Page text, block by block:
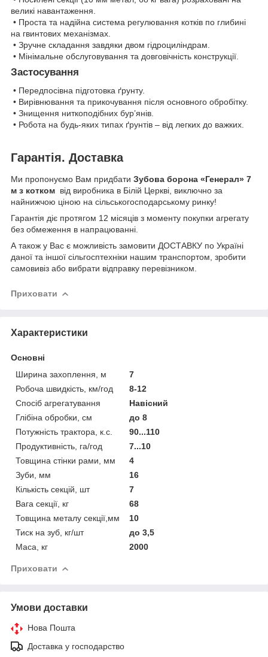
великі навантаження.
• Проста та надійна система регулювання котків по глибині
на гвинтових механізмах.
• Зручне складання завдяки двом гідроциліндрам.
• Мінімальне обслуговування та довговічність конструкції.
Застосування
• Передпосівна підготовка ґрунту.
• Вирівнювання та прикочування після основного обробітку.
• Знищення ниткоподібних бур’янів.
• Робота на будь-яких типах ґрунтів – від легких до важких.
Гарантія. Доставка
Ми пропонуємо Вам придбати Зубова борона «Генерал» 7
м з котком від виробника в Білій Церкві, виключно за
найнижчою ціною на сільськогосподарському ринку!
Гарантія діє протягом 12 місяців з моменту покупки агрегату
без обмеження в напрацюванні.
А також у Вас є можливість замовити ДОСТАВКУ по Україні
даної та іншої сільгосптехніки нашим транспортом, зробити
самовивіз або вибрати відправку перевізником.
Приховати
Характеристики
Основні
Ширина захоплення, м
7
Робоча швидкість, км/год
8-12
Спосіб агрегатування
Навісний
Глібіна обробки, см
до 8
Потужність трактора, к.с.
90...110
Продуктивність, га/год
7...10
Товщина стінки рами, мм
4
Зуби, мм
16
Кількість секцій, шт
7
Вага секції, кг
68
Товщина металу секції,мм
10
Тиск на зуб, кг/шт
до 3,5
Маса, кг
2000
Приховати
Умови доставки
Нова Пошта
Доставка у господарство